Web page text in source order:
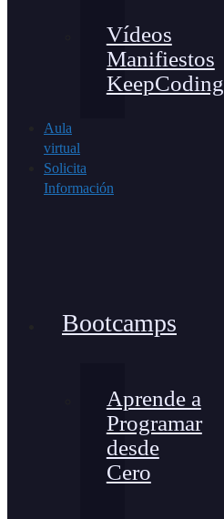
Vídeos
Manifiestos
KeepCoding
Aula
virtual
Solicita
Información
Bootcamps
Aprende a
Programar
desde
Cero